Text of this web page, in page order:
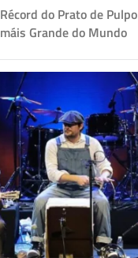
Récord do Prato de Pulpo
máis Grande do Mundo